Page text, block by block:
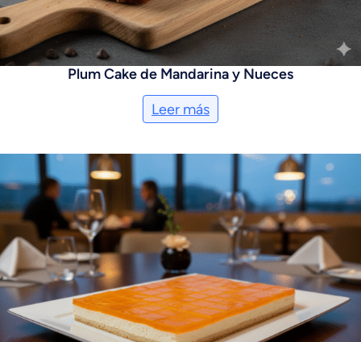
Plum Cake de Mandarina y Nueces
Leer más